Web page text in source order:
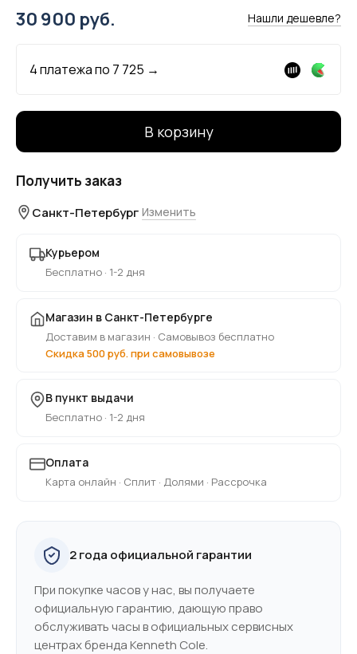
30 900 руб. Нашли дешевле?
4 платежа по 7 725 →
В корзину
Получить заказ
Санкт-Петербург Изменить
Курьером
Бесплатно · 1-2 дня
Магазин в Санкт-Петербурге
Доставим в магазин · Самовывоз бесплатно
Скидка 500 руб. при самовывозе
В пункт выдачи
Бесплатно · 1-2 дня
Оплата
Карта онлайн · Сплит · Долями · Рассрочка
2 года официальной гарантии
При покупке часов у нас, вы получаете
официальную гарантию, дающую право
обслуживать часы в официальных сервисных
центрах бренда Kenneth Cole.